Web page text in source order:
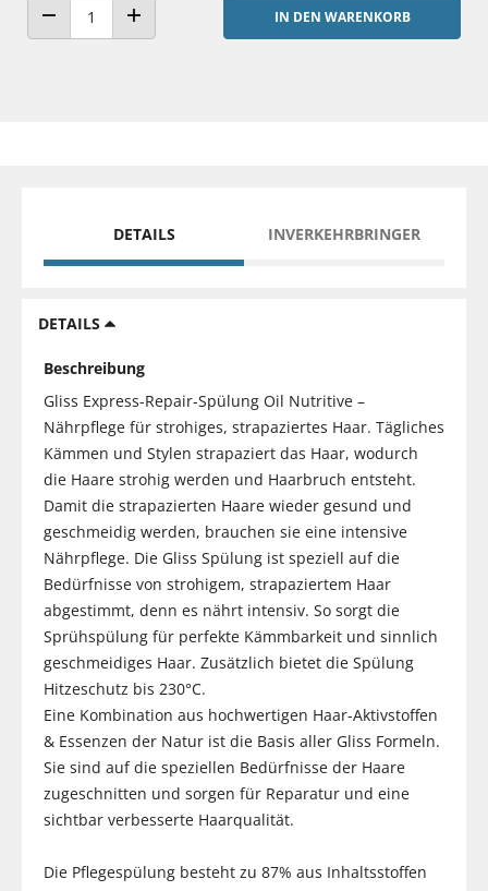
ANZAHL VERRINGERNANZAHL ERHÖHEN
IN DEN WARENKORB
DETAILS INVERKEHRBRINGER
DETAILS
Beschreibung
Gliss Express-Repair-Spülung Oil Nutritive –
Nährpflege für strohiges, strapaziertes Haar. Tägliches
Kämmen und Stylen strapaziert das Haar, wodurch
die Haare strohig werden und Haarbruch entsteht.
Damit die strapazierten Haare wieder gesund und
geschmeidig werden, brauchen sie eine intensive
Nährpflege. Die Gliss Spülung ist speziell auf die
Bedürfnisse von strohigem, strapaziertem Haar
abgestimmt, denn es nährt intensiv. So sorgt die
Sprühspülung für perfekte Kämmbarkeit und sinnlich
geschmeidiges Haar. Zusätzlich bietet die Spülung
Hitzeschutz bis 230°C.
Eine Kombination aus hochwertigen Haar-Aktivstoffen
& Essenzen der Natur ist die Basis aller Gliss Formeln.
Sie sind auf die speziellen Bedürfnisse der Haare
zugeschnitten und sorgen für Reparatur und eine
sichtbar verbesserte Haarqualität.
Die Pflegespülung besteht zu 87% aus Inhaltsstoffen